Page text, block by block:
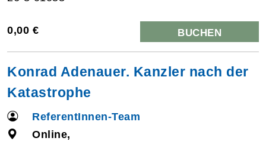
0,00 € BUCHEN
Konrad Adenauer. Kanzler nach der
Katastrophe
ReferentInnen-Team
Online,